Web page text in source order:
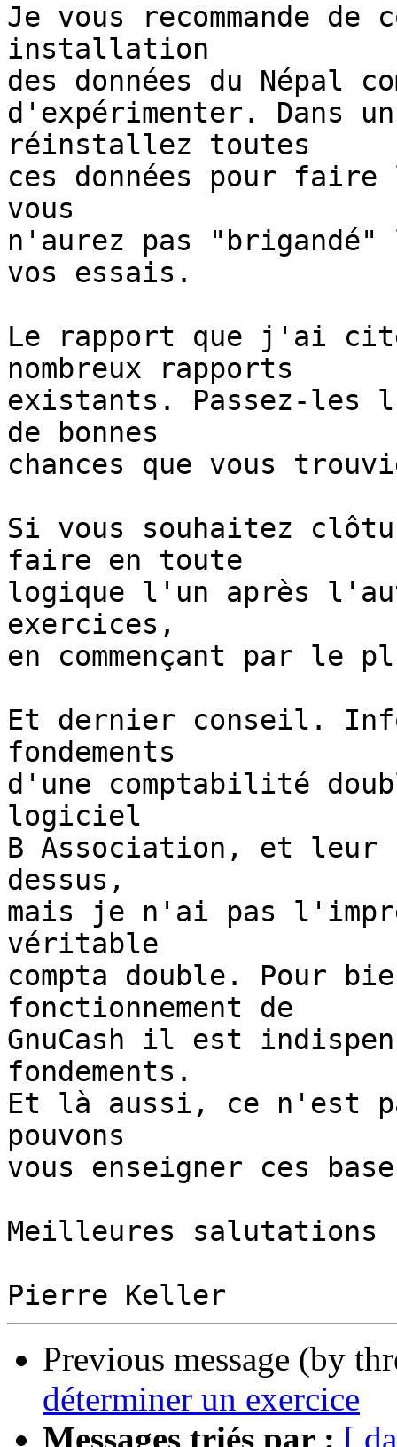
Je vous recommande
installation
des données du Népal
d'expérimenter. Dans
réinstallez toutes
ces données pour
vous
n'aurez pas
vos essais.
Le rapport que j'ai
nombreux rapports
existants. Passez-
de bonnes
chances que vous
Si vous souhaitez
faire en toute
logique l'un après
exercices,
en commençant par le
Et dernier conseil.
fondements
d'une comptabilité
logiciel
B Association, et
dessus,
mais je n'ai pas
véritable
compta double. Pour
fonctionnement de
GnuCash il est
fondements.
Et là aussi, ce n'est
pouvons
vous enseigner ces
Meilleures salutations
Previous message (by
déterminer un exercice
Messages triés par : [